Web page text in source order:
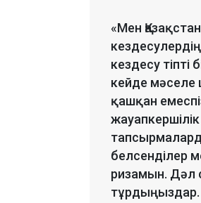
«Мен
кездесу
кейде мәселе
қашқан
белсенділер
ризамын. Дәл
тұрдыңыздар.